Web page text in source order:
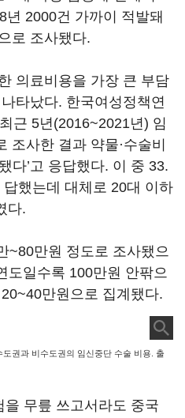
2000건 가까이 적발돼
로 조사됐다.
의료비용을 가장 큰 부담
타났다. 한국여성정책연
근 5년(2016~2021년) 임
조사한 결과 약물·수술비
다’고 응답했다. 이 중 33.
답했는데 대체로 20대 이하
다.
~80만원 정도로 조사됐으
도일수록 100만원 안팎으
만원으로 집계됐다.
권과 비수도권의 임신중단 수술 비용. 출
무릎 쓰고서라도 중국